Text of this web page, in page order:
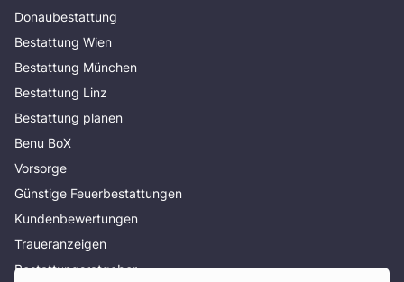
Donaubestattung
Bestattung Wien
Bestattung München
Bestattung Linz
Bestattung planen
Benu BoX
Vorsorge
Günstige Feuerbestattungen
Kundenbewertungen
Traueranzeigen
Bestattungsratgeber